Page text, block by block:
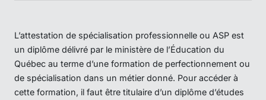
L’attestation de spécialisation professionnelle ou ASP est
un diplôme délivré par le ministère de l’Éducation du
Québec au terme d’une formation de perfectionnement ou
de spécialisation dans un métier donné. Pour accéder à
cette formation, il faut être titulaire d’un diplôme d’études